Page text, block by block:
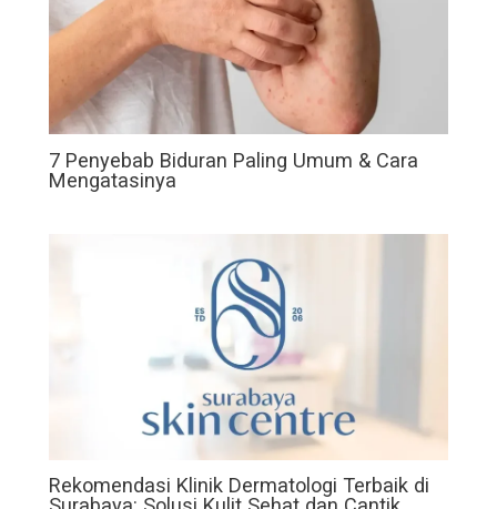
7 Penyebab Biduran Paling Umum & Cara
Mengatasinya
Rekomendasi Klinik Dermatologi Terbaik di